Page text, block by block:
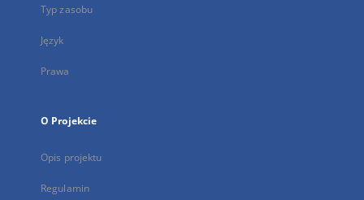
Typ zasobu
Język
Prawa
O Projekcie
Opis projektu
Regulamin